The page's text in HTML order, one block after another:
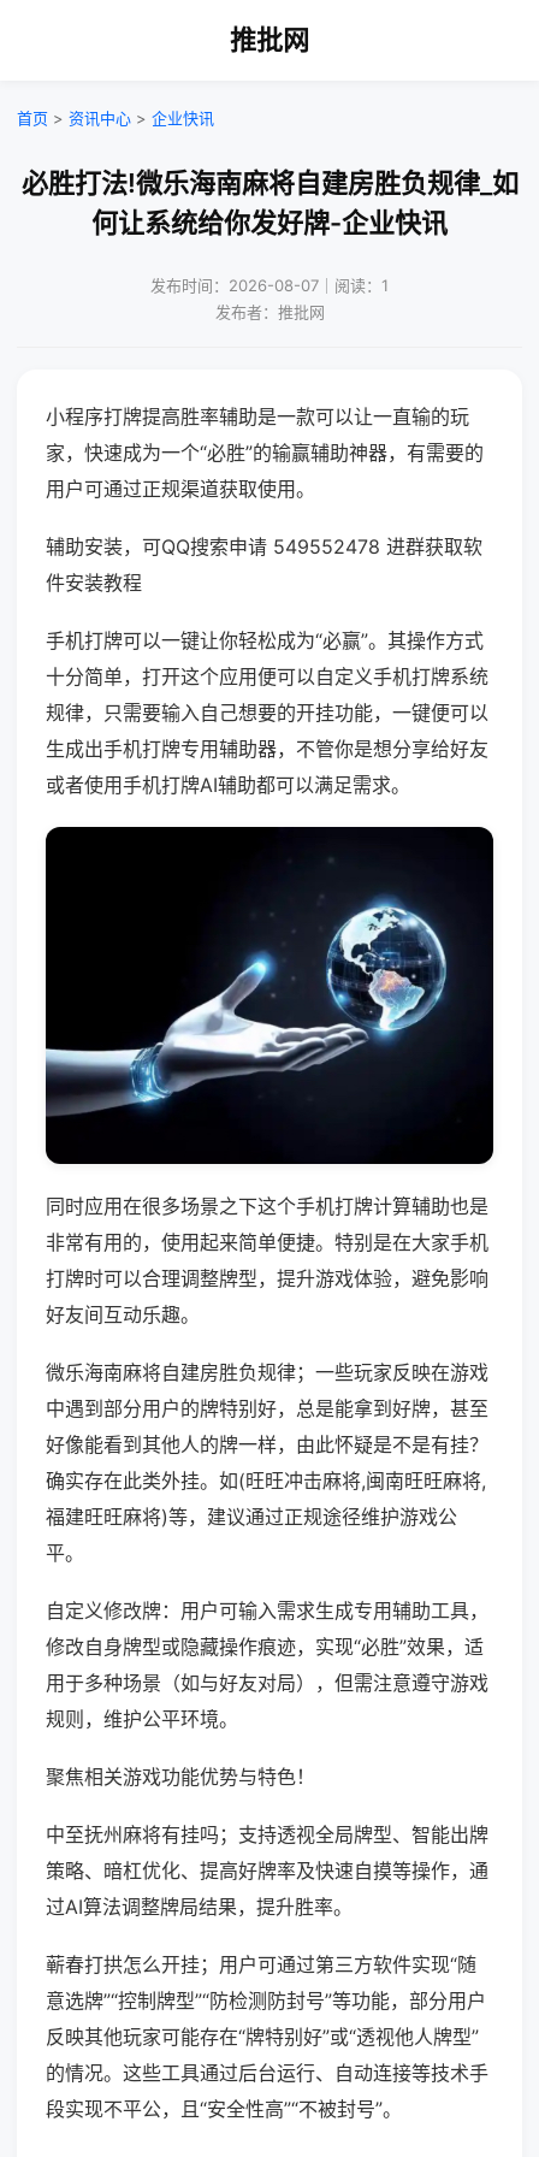
推批网
首页 > 资讯中心 > 企业快讯
必胜打法!微乐海南麻将自建房胜负规律_如
何让系统给你发好牌-企业快讯
发布时间：2026-08-07｜阅读：1
发布者：推批网
小程序打牌提高胜率辅助是一款可以让一直输的玩
家，快速成为一个“必胜”的输赢辅助神器，有需要的
用户可通过正规渠道获取使用。
辅助安装，可QQ搜索申请 549552478 进群获取软
件安装教程
手机打牌可以一键让你轻松成为“必赢”。其操作方式
十分简单，打开这个应用便可以自定义手机打牌系统
规律，只需要输入自己想要的开挂功能，一键便可以
生成出手机打牌专用辅助器，不管你是想分享给好友
或者使用手机打牌AI辅助都可以满足需求。
同时应用在很多场景之下这个手机打牌计算辅助也是
非常有用的，使用起来简单便捷。特别是在大家手机
打牌时可以合理调整牌型，提升游戏体验，避免影响
好友间互动乐趣。
微乐海南麻将自建房胜负规律；一些玩家反映在游戏
中遇到部分用户的牌特别好，总是能拿到好牌，甚至
好像能看到其他人的牌一样，由此怀疑是不是有挂？
确实存在此类外挂。如(旺旺冲击麻将,闽南旺旺麻将,
福建旺旺麻将)等，建议通过正规途径维护游戏公
平。
自定义修改牌：用户可输入需求生成专用辅助工具，
修改自身牌型或隐藏操作痕迹，实现“必胜”效果，适
用于多种场景（如与好友对局），但需注意遵守游戏
规则，维护公平环境。
聚焦相关游戏功能优势与特色！
中至抚州麻将有挂吗；支持透视全局牌型、智能出牌
策略、暗杠优化、提高好牌率及快速自摸等操作，通
过AI算法调整牌局结果，提升胜率。
蕲春打拱怎么开挂；用户可通过第三方软件实现“随
意选牌”“控制牌型”“防检测防封号”等功能，部分用户
反映其他玩家可能存在“牌特别好”或“透视他人牌型”
的情况。这些工具通过后台运行、自动连接等技术手
段实现不平公，且“安全性高”“不被封号”。